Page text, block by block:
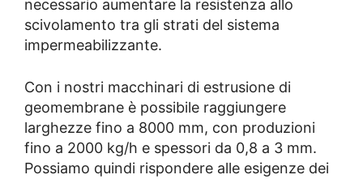
necessario aumentare la resistenza allo
scivolamento tra gli strati del sistema
impermeabilizzante.
Con i nostri macchinari di estrusione di
geomembrane è possibile raggiungere
larghezze fino a 8000 mm, con produzioni
fino a 2000 kg/h e spessori da 0,8 a 3 mm.
Possiamo quindi rispondere alle esigenze dei